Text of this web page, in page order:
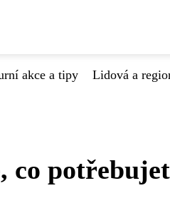
akce a tipy Lidová a
co